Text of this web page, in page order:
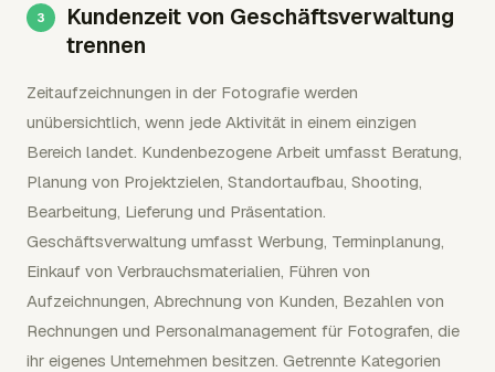
Kundenzeit von Geschäftsverwaltung
trennen
Zeitaufzeichnungen in der Fotografie werden
unübersichtlich, wenn jede Aktivität in einem einzigen
Bereich landet. Kundenbezogene Arbeit umfasst Beratung,
Planung von Projektzielen, Standortaufbau, Shooting,
Bearbeitung, Lieferung und Präsentation.
Geschäftsverwaltung umfasst Werbung, Terminplanung,
Einkauf von Verbrauchsmaterialien, Führen von
Aufzeichnungen, Abrechnung von Kunden, Bezahlen von
Rechnungen und Personalmanagement für Fotografen, die
ihr eigenes Unternehmen besitzen. Getrennte Kategorien